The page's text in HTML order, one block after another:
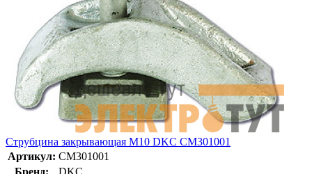
Струбцина закрывающая М10 DKC CM301001
Артикул: CM301001
Бренд:
DKC